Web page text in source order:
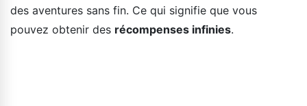
des aventures sans fin. Ce qui signifie que vous
pouvez obtenir des récompenses infinies.